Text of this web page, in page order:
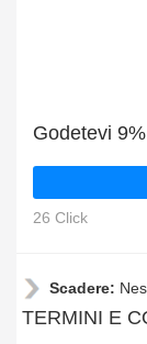
26 Click
Scadere:
TERMINI E